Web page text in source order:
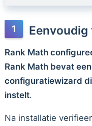
Rank Math
Rank Math bevat
configuratiewizard
instelt.
Na installatie